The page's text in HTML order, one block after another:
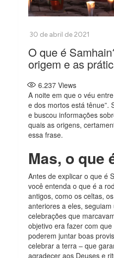
O que é
origem e as
6.237 Views
A noite em que o véu
e dos mortos está tênue”.
e buscou informações
quais as origens,
essa frase.
Mas, o que
Antes de explicar o que é
você entenda o que é a
antigos, como os celtas,
anteriores a eles,
celebrações que
objetivo era fazer com
poderem juntar boas
celebrar a terra – que
agradecer aos Deuses e